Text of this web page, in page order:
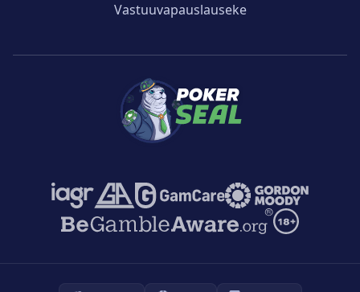
Vastuuvapauslauseke